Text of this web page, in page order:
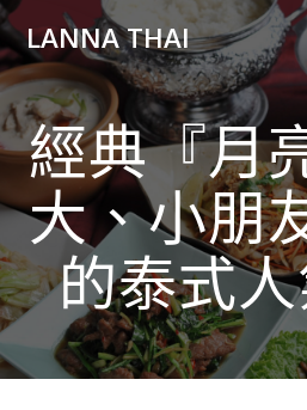
Skip
to
LANNA THAI
經典『月
大、小朋
的泰式